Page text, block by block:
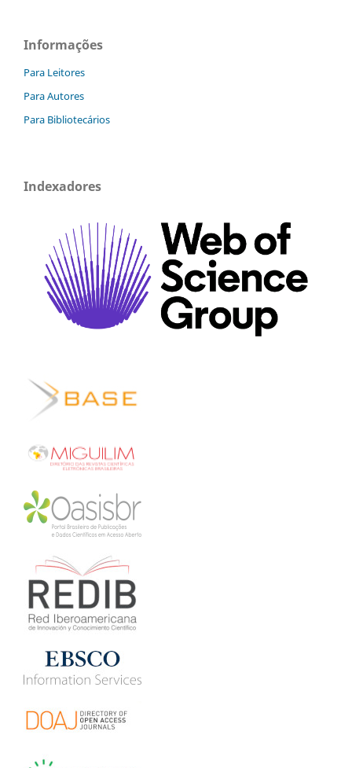
Informações
Para Leitores
Para Autores
Para Bibliotecários
Indexadores